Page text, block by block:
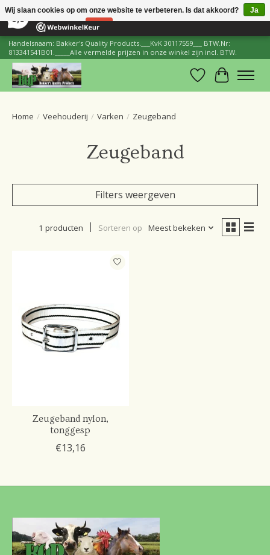
206 Reviews ×
Handelsnaam: Bakker's Quality Products.___KvK 30117559___ BTW.Nr:
813341541B01._____Alle vermelde prijzen in onze winkel zijn incl. BTW.
Verlanglijst
Home / Veehouderij / Varken / Zeugeband
Zeugeband
Filters weergeven
1 producten Sorteren op Meest bekeken
Zeugeband nylon,
tonggesp
€13,16
Wij slaan cookies op om onze website te verbeteren. Is dat akkoord?
Ja
Nee